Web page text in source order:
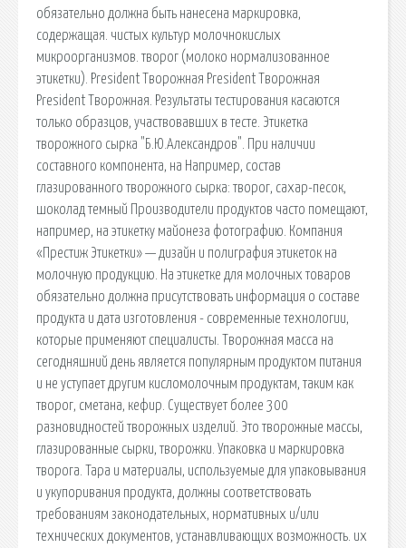
обязательно должна быть нанесена маркировка,
содержащая. чистых культур молочнокислых
микроорганизмов. творог (молоко нормализованное
этикетки). President Творожная President Творожная
President Творожная. Результаты тестирования касаются
только образцов, участвовавших в тесте. Этикетка
творожного сырка "Б.Ю.Александров". При наличии
составного компонента, на Например, состав
глазированного творожного сырка: творог, сахар-песок,
шоколад темный Производители продуктов часто помещают,
например, на этикетку майонеза фотографию. Компания
«Престиж Этикетки» — дизайн и полиграфия этикеток на
молочную продукцию. На этикетке для молочных товаров
обязательно должна присутствовать информация о составе
продукта и дата изготовления - современные технологии,
которые применяют специалисты. Творожная масса на
сегодняшний день является популярным продуктом питания
и не уступает другим кисломолочным продуктам, таким как
творог, сметана, кефир. Существует более 300
разновидностей творожных изделий. Это творожные массы,
глазированные сырки, творожки. Упаковка и маркировка
творога. Тара и материалы, используемые для упаковывания
и укупоривания продукта, должны соответствовать
требованиям законодательных, нормативных и/или
технических документов, устанавливающих возможность. их